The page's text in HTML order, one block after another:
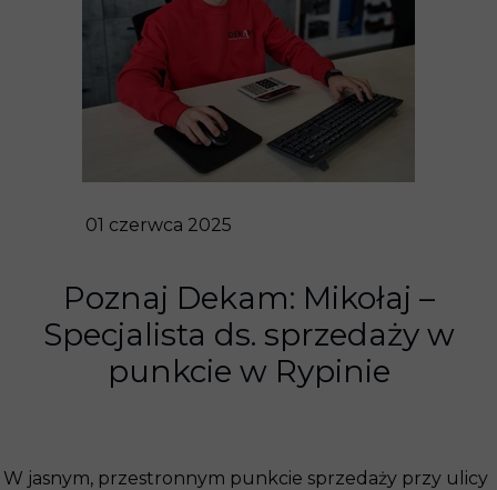
01 czerwca 2025
Poznaj Dekam: Mikołaj –
Specjalista ds. sprzedaży w
punkcie w Rypinie
W jasnym, przestronnym punkcie sprzedaży przy ulicy